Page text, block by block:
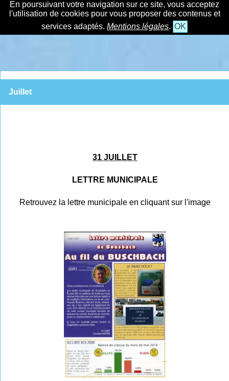
En poursuivant votre navigation sur ce site, vous acceptez
l'utilisation de cookies pour vous proposer des contenus et
services adaptés. Mentions légales. OK
Juillet
31 JUILLET
LETTRE MUNICIPALE
Retrouvez la lettre municipale en cliquant sur l'image